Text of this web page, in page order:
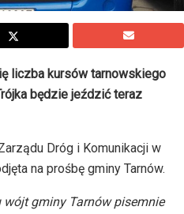
liczba kursów tarnowskiego
będzie jeździć teraz
Dróg i Komunikacji w
na prośbę gminy Tarnów.
wójt gminy Tarnów pisemnie